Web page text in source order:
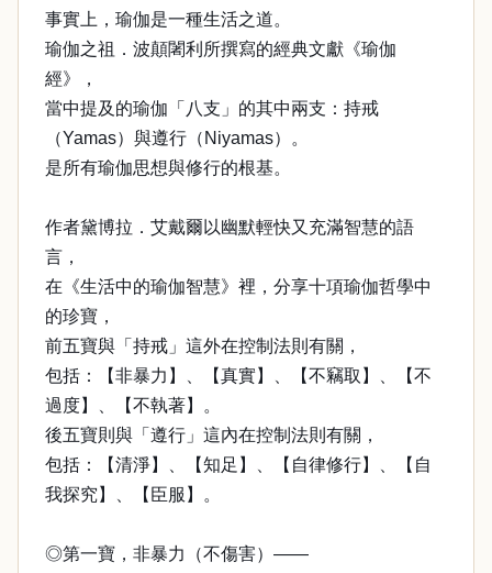
事實上，瑜伽是一種生活之道。
瑜伽之祖．波顛闍利所撰寫的經典文獻《瑜伽
經》，
當中提及的瑜伽「八支」的其中兩支：持戒
（Yamas）與遵行（Niyamas）。
是所有瑜伽思想與修行的根基。
作者黛博拉．艾戴爾以幽默輕快又充滿智慧的語
言，
在《生活中的瑜伽智慧》裡，分享十項瑜伽哲學中
的珍寶，
前五寶與「持戒」這外在控制法則有關，
包括：【非暴力】、【真實】、【不竊取】、【不
過度】、【不執著】。
後五寶則與「遵行」這內在控制法則有關，
包括：【清淨】、【知足】、【自律修行】、【自
我探究】、【臣服】。
◎第一寶，非暴力（不傷害）——